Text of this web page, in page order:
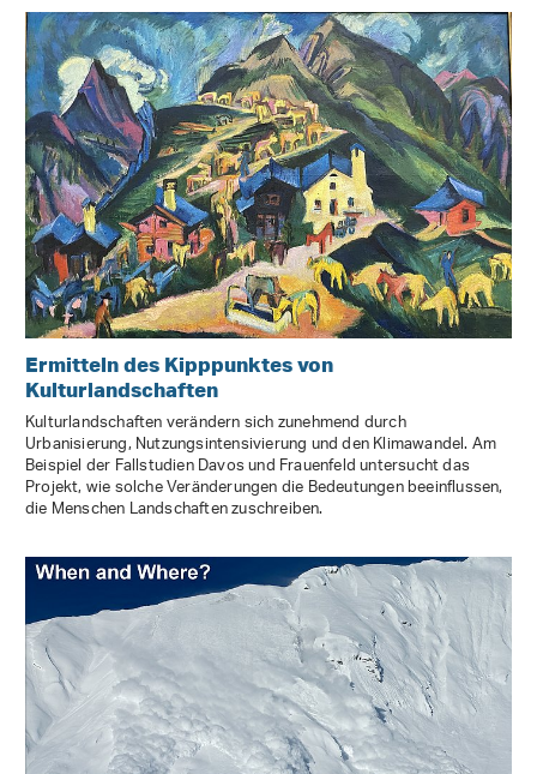
Ermitteln des Kipppunktes von
Kulturlandschaften
Kulturlandschaften verändern sich zunehmend durch
Urbanisierung, Nutzungsintensivierung und den Klimawandel. Am
Beispiel der Fallstudien Davos und Frauenfeld untersucht das
Projekt, wie solche Veränderungen die Bedeutungen beeinflussen,
die Menschen Landschaften zuschreiben.